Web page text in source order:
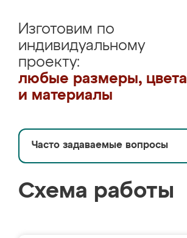
Изготовим по
индивидуальному
проекту:
любые размеры, цвета
и материалы
Часто задаваемые вопросы
Схема работы